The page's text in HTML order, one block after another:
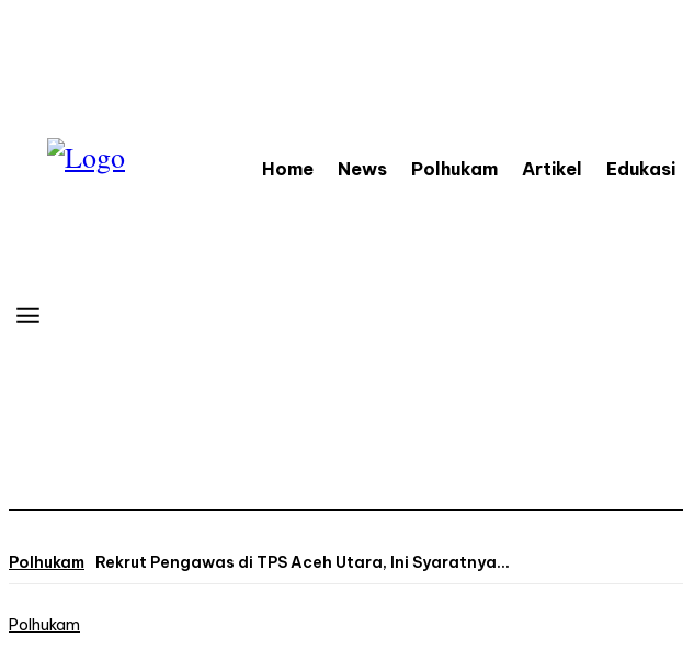
Home News Polhukam Artikel Edukasi
Polhukam Rekrut Pengawas di TPS Aceh Utara, Ini Syaratnya...
Polhukam